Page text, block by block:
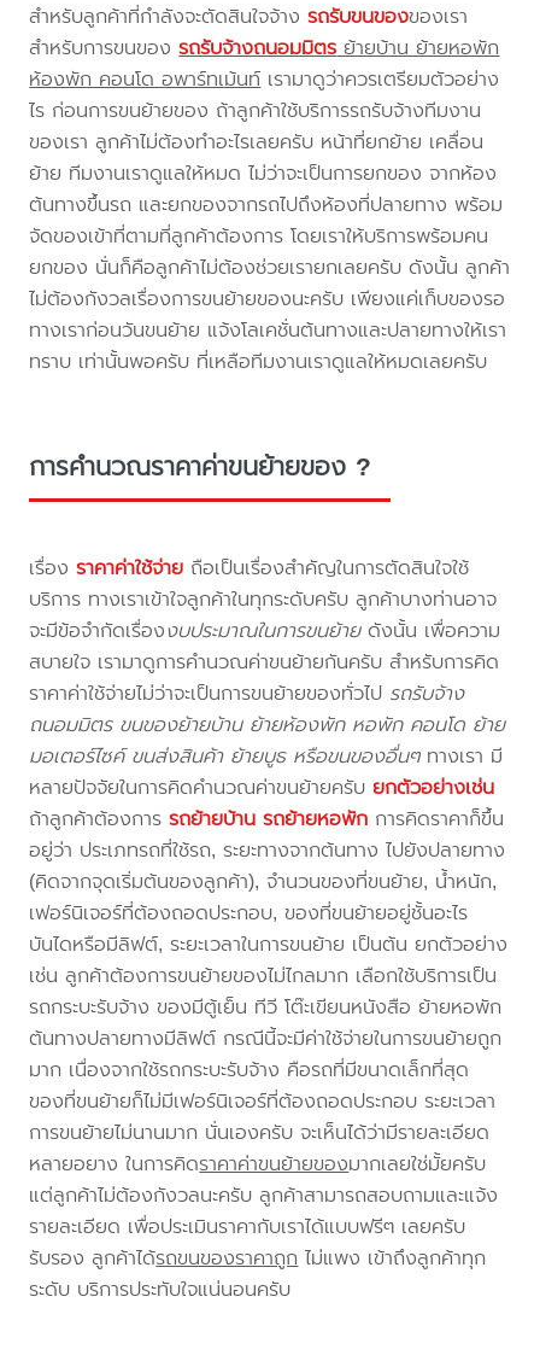
สำหรับลูกค้าที่กำลังจะตัดสินใจจ้างรถรับขนของของเรา
สำหรับการขนของรถรับจ้างถนอมมิตรย้ายบ้าน ย้ายหอพัก
ห้องพัก คอนโด อพาร์ทเม้นท์เรามาดูว่าควรเตรียมตัวอย่าง
ไร ก่อนการขนย้ายของ ถ้าลูกค้าใช้บริการรถรับจ้างทีมงาน
ของเรา ลูกค้าไม่ต้องทำอะไรเลยครับ หน้าที่ยกย้าย เคลื่อน
ย้าย ทีมงานเราดูแลให้หมด ไม่ว่าจะเป็นการยกของ จากห้อง
ต้นทางขึ้นรถ และยกของจากรถไปถึงห้องที่ปลายทาง พร้อม
จัดของเข้าที่ตามที่ลูกค้าต้องการ โดยเราให้บริการพร้อมคน
ยกของ นั่นก็คือลูกค้าไม่ต้องช่วยเรายกเลยครับ ดังนั้น ลูกค้า
ไม่ต้องกังวลเรื่องการขนย้ายของนะครับ เพียงแค่เก็บของรอ
ทางเราก่อนวันขนย้าย แจ้งโลเคชั่นต้นทางและปลายทางให้เรา
ทราบ เท่านั้นพอครับ ที่เหลือทีมงานเราดูแลให้หมดเลยครับ
การคำนวณราคาค่าขนย้ายของ ?
เรื่องราคาค่าใช้จ่าย ถือเป็นเรื่องสำคัญในการตัดสินใจใช้
บริการ ทางเราเข้าใจลูกค้าในทุกระดับครับ ลูกค้าบางท่านอาจ
จะมีข้อจำกัดเรื่องงบประมาณในการขนย้ายดังนั้น เพื่อความ
สบายใจ เรามาดูการคำนวณค่าขนย้ายกันครับ สำหรับการคิด
ราคาค่าใช้จ่ายไม่ว่าจะเป็นการขนย้ายของทั่วไป รถรับจ้าง
ถนอมมิตร ขนของย้ายบ้าน ย้ายห้องพัก หอพัก คอนโด ย้าย
มอเตอร์ไซค์ ขนส่งสินค้า ย้ายบูธ หรือขนของอื่นๆทางเรา มี
หลายปัจจัยในการคิดคำนวณค่าขนย้ายครับยกตัวอย่างเช่น
ถ้าลูกค้าต้องการรถย้ายบ้าน รถย้ายหอพัก การคิดราคาก็ขึ้น
อยู่ว่า ประเภทรถที่ใช้รถ, ระยะทางจากต้นทาง ไปยังปลายทาง
(คิดจากจุดเริ่มต้นของลูกค้า), จำนวนของที่ขนย้าย, น้ำหนัก,
เฟอร์นิเจอร์ที่ต้องถอดประกอบ, ของที่ขนย้ายอยู่ชั้นอะไร
บันไดหรือมีลิฟต์, ระยะเวลาในการขนย้าย เป็นต้น ยกตัวอย่าง
เช่น ลูกค้าต้องการขนย้ายของไม่ไกลมาก เลือกใช้บริการเป็น
รถกระบะรับจ้าง ของมีตู้เย็น ทีวี โต๊ะเขียนหนังสือ ย้ายหอพัก
ต้นทางปลายทางมีลิฟต์ กรณีนี้จะมีค่าใช้จ่ายในการขนย้ายถูก
มาก เนื่องจากใช้รถกระบะรับจ้าง คือรถที่มีขนาดเล็กที่สุด
ของที่ขนย้ายก็ไม่มีเฟอร์นิเจอร์ที่ต้องถอดประกอบ ระยะเวลา
การขนย้ายไม่นานมาก นั่นเองครับ จะเห็นได้ว่ามีรายละเอียด
หลายอยาง ในการคิดราคาค่าขนย้ายของมากเลยใช่มั้ยครับ
แต่ลูกค้าไม่ต้องกังวลนะครับ ลูกค้าสามารถสอบถามและแจ้ง
รายละเอียด เพื่อประเมินราคากับเราได้แบบฟรีๆ เลยครับ
รับรอง ลูกค้าได้รถขนของราคาถูกไม่แพง เข้าถึงลูกค้าทุก
ระดับ บริการประทับใจแน่นอนครับ